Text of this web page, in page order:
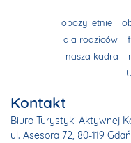
obozy letnie
dla rodziców
nasza kadra
Kontakt
Biuro Turystyki Aktywnej
ul. Asesora 72, 80-119